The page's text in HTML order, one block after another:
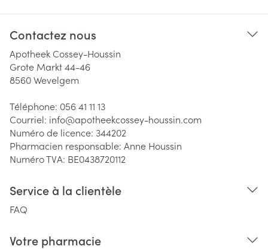
Contactez nous
Apotheek Cossey-Houssin
Grote Markt 44-46
8560Wevelgem
Téléphone: 056 41 11 13
Courriel: info@apotheekcossey-houssin.com
Numéro de licence: 344202
Pharmacien responsable: Anne Houssin
Numéro TVA: BE0438720112
Service à la clientèle
FAQ
Votre pharmacie